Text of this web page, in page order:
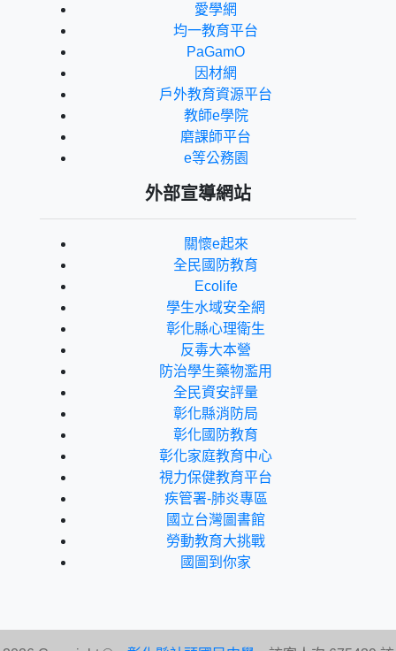
愛學網
均一教育平台
PaGamO
因材網
戶外教育資源平台
教師e學院
磨課師平台
e等公務園
外部宣導網站
關懷e起來
全民國防教育
Ecolife
學生水域安全網
彰化縣心理衛生
反毒大本營
防治學生藥物濫用
全民資安評量
彰化縣消防局
彰化國防教育
彰化家庭教育中心
視力保健教育平台
疾管署-肺炎專區
國立台灣圖書館
勞動教育大挑戰
國圖到你家